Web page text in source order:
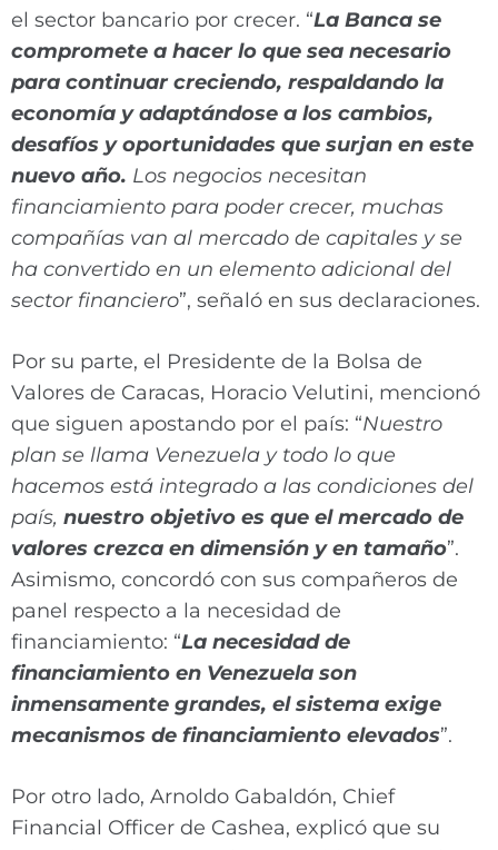
el sector bancario por crecer. “La Banca se
compromete a hacer lo que sea necesario
para continuar creciendo, respaldando la
economía y adaptándose a los cambios,
desafíos y oportunidades que surjan en este
nuevo año. Los negocios necesitan
financiamiento para poder crecer, muchas
compañías van al mercado de capitales y se
ha convertido en un elemento adicional del
sector financiero”, señaló en sus declaraciones.
Por su parte, el Presidente de la Bolsa de
Valores de Caracas, Horacio Velutini, mencionó
que siguen apostando por el país: “Nuestro
plan se llama Venezuela y todo lo que
hacemos está integrado a las condiciones del
país, nuestro objetivo es que el mercado de
valores crezca en dimensión y en tamaño”.
Asimismo, concordó con sus compañeros de
panel respecto a la necesidad de
financiamiento: “La necesidad de
financiamiento en Venezuela son
inmensamente grandes, el sistema exige
mecanismos de financiamiento elevados”.
Por otro lado, Arnoldo Gabaldón, Chief
Financial Officer de Cashea, explicó que su